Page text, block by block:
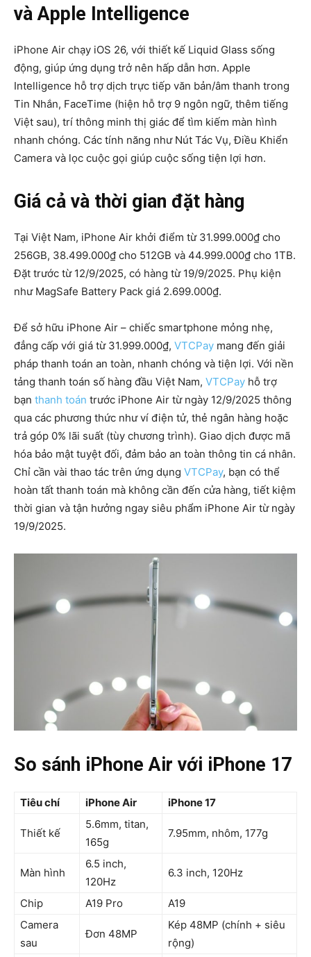
và Apple Intelligence
iPhone Air chạy iOS 26, với thiết kế Liquid Glass sống
động, giúp ứng dụng trở nên hấp dẫn hơn. Apple
Intelligence hỗ trợ dịch trực tiếp văn bản/âm thanh trong
Tin Nhắn, FaceTime (hiện hỗ trợ 9 ngôn ngữ, thêm tiếng
Việt sau), trí thông minh thị giác để tìm kiếm màn hình
nhanh chóng. Các tính năng như Nút Tác Vụ, Điều Khiển
Camera và lọc cuộc gọi giúp cuộc sống tiện lợi hơn.
Giá cả và thời gian đặt hàng
Tại Việt Nam, iPhone Air khởi điểm từ 31.999.000₫ cho
256GB, 38.499.000₫ cho 512GB và 44.999.000₫ cho 1TB.
Đặt trước từ 12/9/2025, có hàng từ 19/9/2025. Phụ kiện
như MagSafe Battery Pack giá 2.699.000₫.
Để sở hữu iPhone Air – chiếc smartphone mỏng nhẹ,
đẳng cấp với giá từ 31.999.000₫, VTCPay mang đến giải
pháp thanh toán an toàn, nhanh chóng và tiện lợi. Với nền
tảng thanh toán số hàng đầu Việt Nam, VTCPay hỗ trợ
bạn thanh toán trước iPhone Air từ ngày 12/9/2025 thông
qua các phương thức như ví điện tử, thẻ ngân hàng hoặc
trả góp 0% lãi suất (tùy chương trình). Giao dịch được mã
hóa bảo mật tuyệt đối, đảm bảo an toàn thông tin cá nhân.
Chỉ cần vài thao tác trên ứng dụng VTCPay, bạn có thể
hoàn tất thanh toán mà không cần đến cửa hàng, tiết kiệm
thời gian và tận hưởng ngay siêu phẩm iPhone Air từ ngày
19/9/2025.
So sánh iPhone Air với iPhone 17
Tiêu chí iPhone Air iPhone 17
Thiết kế
5.6mm, titan,
165g
7.95mm, nhôm, 177g
Màn hình
6.5 inch,
120Hz
6.3 inch, 120Hz
Chip A19 Pro
A19
Camera
sau
Đơn 48MP
Kép 48MP (chính + siêu
rộng)